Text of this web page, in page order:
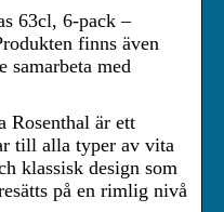
63cl, 6-pack –
finns även
samarbeta med
Rosenthal är ett
till alla typer av vita
klassisk design som
på en rimlig nivå